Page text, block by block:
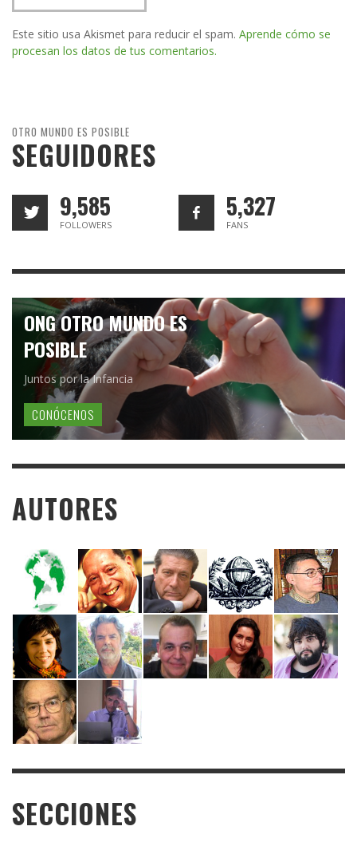
Este sitio usa Akismet para reducir el spam. Aprende cómo se
procesan los datos de tus comentarios.
OTRO MUNDO ES POSIBLE
SEGUIDORES
9,585
FOLLOWERS
5,327
FANS
ONG OTRO MUNDO ES
POSIBLE
Juntos por la Infancia
CONÓCENOS
AUTORES
SECCIONES